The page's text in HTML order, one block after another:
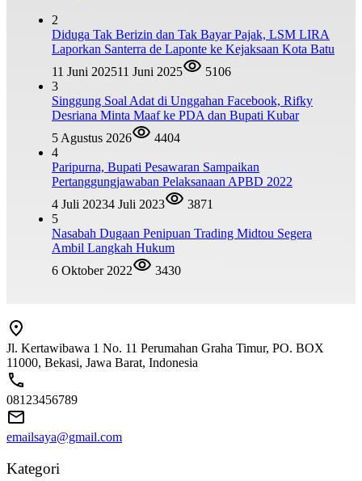
2
Diduga Tak Berizin dan Tak Bayar Pajak, LSM LIRA
Laporkan Santerra de Laponte ke Kejaksaan Kota Batu
11 Juni 202511 Juni 2025
5106
3
Singgung Soal Adat di Unggahan Facebook, Rifky
Desriana Minta Maaf ke PDA dan Bupati Kubar
5 Agustus 2026
4404
4
Paripurna, Bupati Pesawaran Sampaikan
Pertanggungjawaban Pelaksanaan APBD 2022
4 Juli 20234 Juli 2023
3871
5
Nasabah Dugaan Penipuan Trading Midtou Segera
Ambil Langkah Hukum
6 Oktober 2022
3430
Jl. Kertawibawa 1 No. 11 Perumahan Graha Timur, PO. BOX
11000, Bekasi, Jawa Barat, Indonesia
08123456789
emailsaya@gmail.com
Kategori